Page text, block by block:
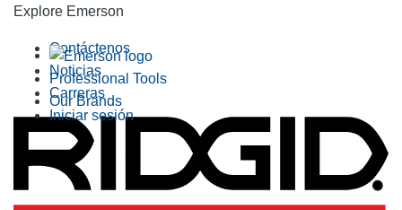
Explore Emerson
Professional Tools
Our Brands
Contáctenos
Noticias
Carreras
Iniciar sesión